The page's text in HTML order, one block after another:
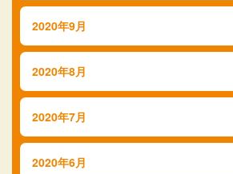
2020年9月
2020年8月
2020年7月
2020年6月